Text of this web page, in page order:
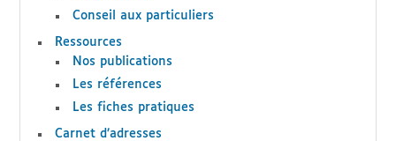
Conseil aux particuliers
Ressources
Nos publications
Les références
Les fiches pratiques
Carnet d’adresses